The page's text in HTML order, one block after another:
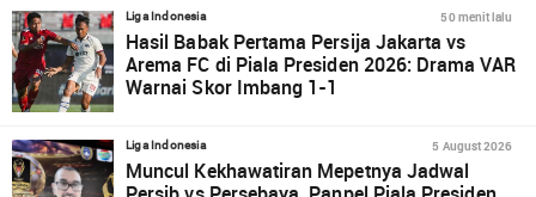
Liga Indonesia 50 menit lalu
Hasil Babak Pertama Persija Jakarta vs
Arema FC di Piala Presiden 2026: Drama VAR
Warnai Skor Imbang 1-1
Liga Indonesia 5 August 2026
Muncul Kekhawatiran Mepetnya Jadwal